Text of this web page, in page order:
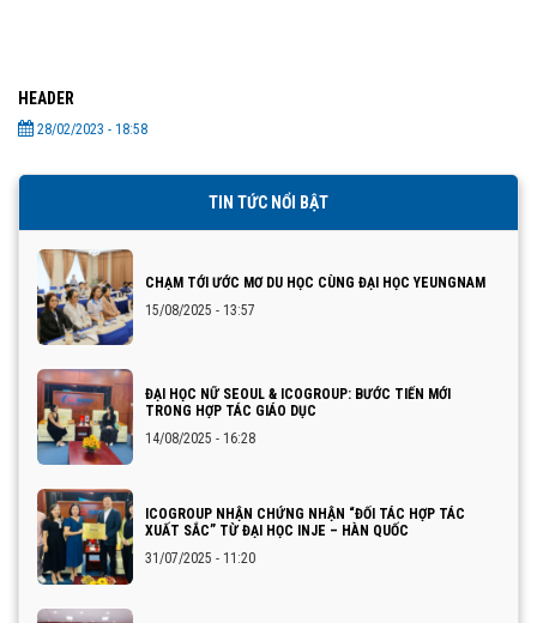
TIN TỨC NỔI BẬT
CHẠM TỚI ƯỚC MƠ DU HỌC CÙNG ĐẠI HỌC YEUNGNAM
15/08/2025 - 13:57
ĐẠI HỌC NỮ SEOUL & ICOGROUP: BƯỚC TIẾN MỚI
TRONG HỢP TÁC GIÁO DỤC
14/08/2025 - 16:28
ICOGROUP NHẬN CHỨNG NHẬN “ĐỐI TÁC HỢP TÁC
XUẤT SẮC” TỪ ĐẠI HỌC INJE – HÀN QUỐC
31/07/2025 - 11:20
HEADER
28/02/2023 - 18:58